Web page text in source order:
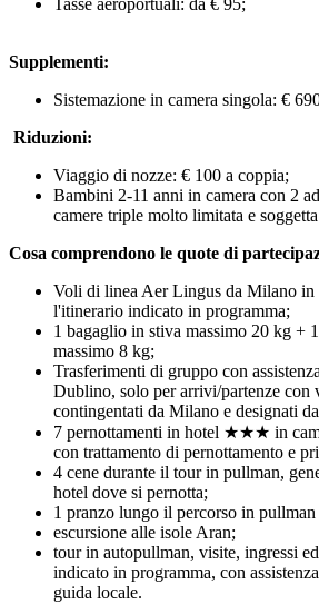
Tasse aeroportuali: da € 95;
Supplementi:
Sistemazione in camera singola: €
Riduzioni:
Viaggio di nozze: € 100 a coppia;
Bambini 2-11 anni in camera con 2
camere triple molto limitata e
Cosa comprendono le quote di
Voli di linea Aer Lingus da Milano in
l'itinerario indicato in programma;
1 bagaglio in stiva massimo 20 kg +
massimo 8 kg;
Trasferimenti di gruppo con
Dublino, solo per arrivi/partenze con
contingentati da Milano e designati
7 pernottamenti in hotel ★★★ in
con trattamento di pernottamento e
4 cene durante il tour in pullman,
hotel dove si pernotta;
1 pranzo lungo il percorso in
escursione alle isole Aran;
tour in autopullman, visite, ingressi
indicato in programma, con
guida locale.